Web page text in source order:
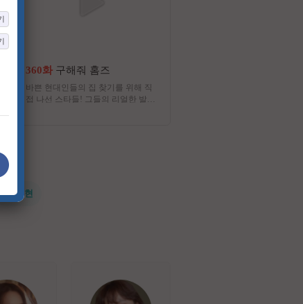
360화 구해줘 홈즈
바쁜 현대인들의 집 찾기를 위해 직
접 나선 스타들! 그들의 리얼한 발품
#전지현